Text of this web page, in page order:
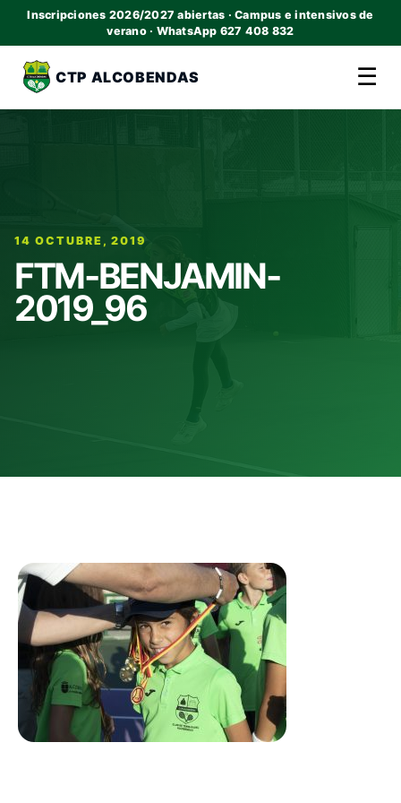
Inscripciones 2026/2027 abiertas · Campus e intensivos de
verano · WhatsApp 627 408 832
CTP ALCOBENDAS ☰
14 OCTUBRE, 2019
FTM-BENJAMIN-
2019_96